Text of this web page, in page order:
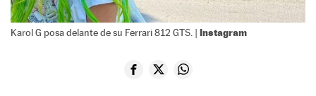
Karol G posa delante de su Ferrari 812 GTS. | Instagram